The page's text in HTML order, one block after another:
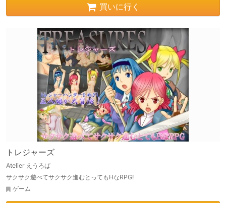
買いに行く
トレジャーズ
Atelier えうろぱ
サクサク遊べてサクサク進むとってもHなRPG!
ゲーム